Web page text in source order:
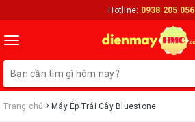
Hotline: 0938 205 056
Toggle
navigation
Trang chủ Máy Ép Trái Cây Bluestone